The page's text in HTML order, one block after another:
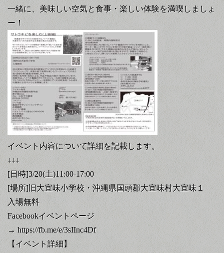
一緒に、美味しい空気と食事・楽しい体験を満喫しましょ
ー！
イベント内容について詳細を記載します。
↓↓↓
[日時]3/20(土)11:00-17:00
[場所]旧大宜味小学校・沖縄県国頭郡大宜味村大宜味１
入場無料
Facebookイベントページ
→ https://fb.me/e/3sIInc4Df
【イベント詳細】